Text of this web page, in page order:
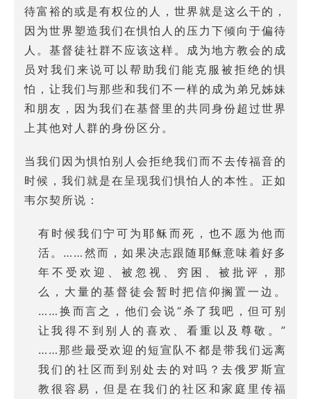
待富裕的或是有权位的人，世界就是这么干的，
因为世界塑造我们在惧怕人的压力下倾向于偏待
人。基督徒社群不应该这样。成为地方教会的成
员对我们来说可以帮助我们能克服被拒绝的惧
怕，让我们与那些和我们不一样的成为弟兄姊妹
和朋友，因为我们在基督里的共同身份超过世界
上其他对人群的身份区分。
当我们因为惧怕别人会拒绝我们而不去传福音的
时候，我们就是在呈现我们惧怕人的本性。正如
韦尔契所说：
有时候我们宁可为耶稣而死，也不愿为他而
活。……然而，如果决志跟随耶稣意味着好多
年不受欢迎、被忽视、穷困、被批评，那
么，大量的基督徒会暂时把信仰搁置一边。
……换而言之，他们会说“杀了我吧，但可别
让我得不到别人的喜欢、看重以及尊敬。”
……那些最受欢迎的短宣队不都是带我们远离
我们的社区而到别处去的对吗？去俄罗斯宣
教很容易，但是在我们的社区和家庭里传福